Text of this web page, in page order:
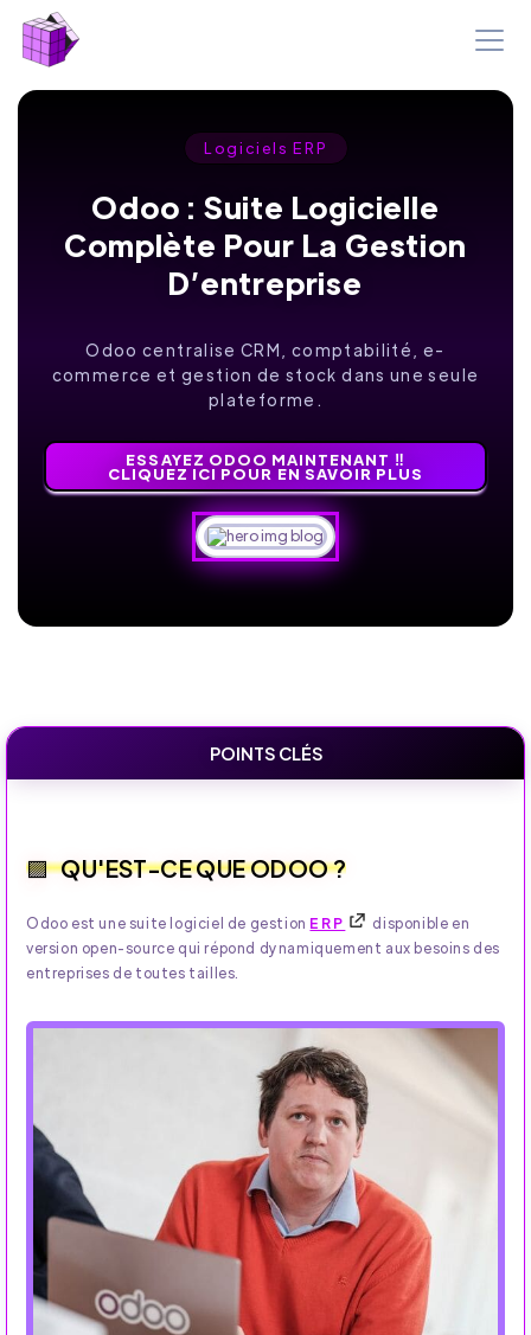
Logiciels ERP
Odoo : Suite Logicielle
Complète Pour La Gestion
D’entreprise
Odoo centralise CRM, comptabilité, e-
commerce et gestion de stock dans une seule
plateforme.
ESSAYEZ ODOO MAINTENANT ‼️
CLIQUEZ ICI POUR EN SAVOIR PLUS
POINTS CLÉS
QU'EST-CE QUE ODOO ?
Odoo est une suite logiciel de gestion ERP
disponible en
version open-source qui répond dynamiquement aux besoins des
entreprises de toutes tailles.